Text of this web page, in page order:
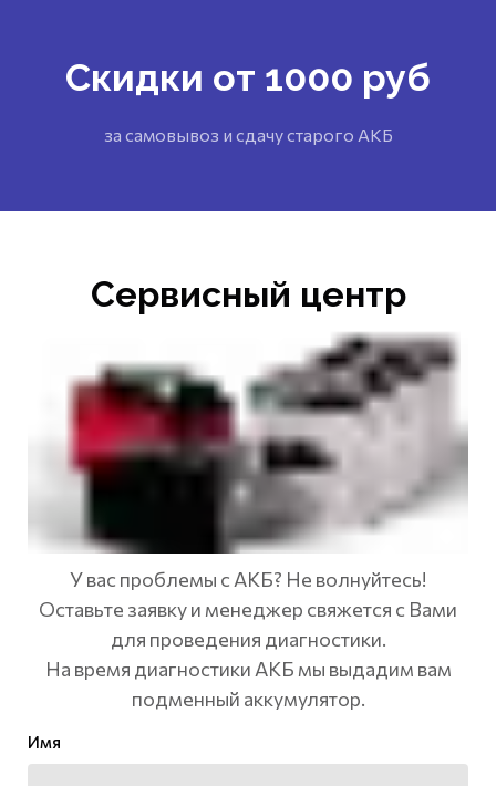
Скидки от 1000 руб
за самовывоз и сдачу старого АКБ
Сервисный центр
У вас проблемы с АКБ? Не волнуйтесь!
Оставьте заявку и менеджер свяжется с Вами
для проведения диагностики.
На время диагностики АКБ мы выдадим вам
подменный аккумулятор.
Имя